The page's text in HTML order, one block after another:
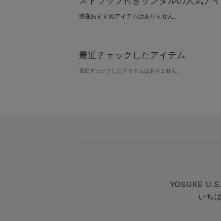
現在おすすめアイテムはありません。
最近チェックしたアイテム
最近チェックしたアイテムはありません。
YOSUKE
いち